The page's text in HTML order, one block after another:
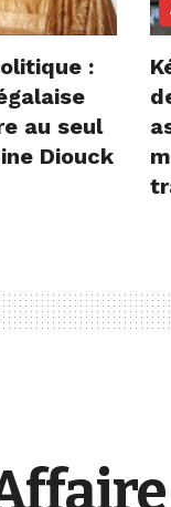
:
au seul
Diouck